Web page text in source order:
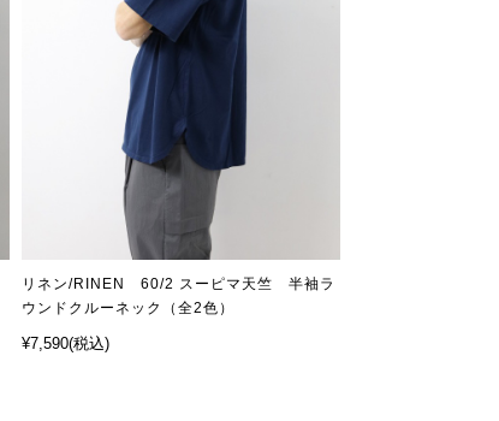
リネン/RINEN 60/2 スーピマ天竺 半袖ラ
ウンドクルーネック（全2色）
¥7,590(税込)